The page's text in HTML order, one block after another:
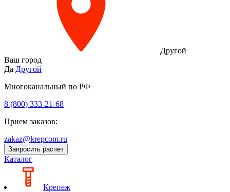
Другой
Ваш город
Да Другой
Многоканальный по РФ
8 (800) 333‑21-68
Прием заказов:
zakaz@krepcom.ru
Запросить расчет
Каталог
Крепеж